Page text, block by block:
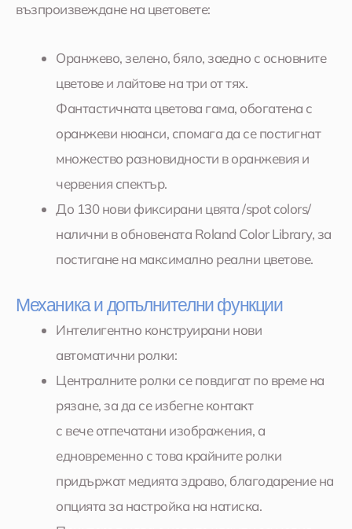
възпроизвеждане на цветовете:
Оранжево, зелено, бяло, заедно с основните
цветове и лайтове на три от тях.
Фантастичната цветова гама, обогатена с
оранжеви нюанси, спомага да се постигнат
множество разновидности в оранжевия и
червения спектър.
До 130 нови фиксирани цвята /spot colors/
налични в обновената Roland Color Library, за
постигане на максимално реални цветове.
Механика и допълнителни функции
Интелигентно конструирани нови
автоматични ролки:
Централните ролки се повдигат по време на
рязане, за да се избегне контакт
с вече отпечатани изображения, а
едновременно с това крайните ролки
придържат медията здраво, благодарение на
опцията за настройка на натиска.